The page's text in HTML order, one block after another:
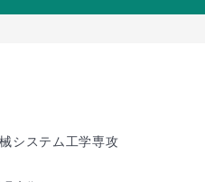
システム工学専攻